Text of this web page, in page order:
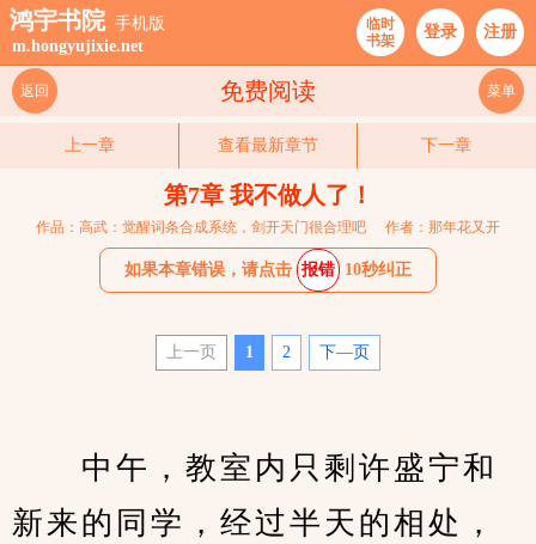
鸿宇书院 手机版
m.hongyujixie.net
临时
书架
登录 注册
免费阅读
返回 菜单
上一章 查看最新章节 下一章
第7章 我不做人了！
作品：高武：觉醒词条合成系统，剑开天门很合理吧 作者：那年花又开
如果本章错误，请点击 报错 10秒纠正
上一页 1 2 下—页
中午，教室内只剩许盛宁和
新来的同学，经过半天的相处，